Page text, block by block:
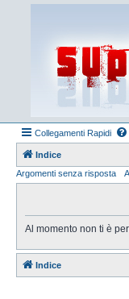
Collegamenti Rapidi
Indice
Argomenti senza risposta
Al momento non ti è
Indice